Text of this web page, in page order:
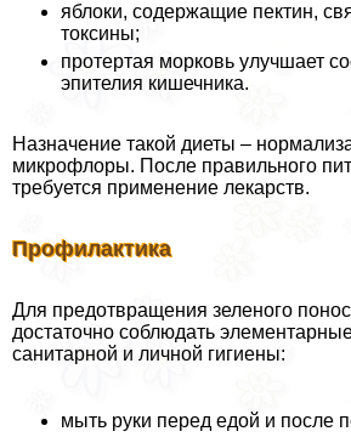
яблоки, содержащие пектин,
токсины;
протертая морковь улучшает
эпителия кишечника.
Назначение такой диеты –
микрофлоры. После правильного
требуется применение лекарств.
Профилактика
Для предотвращения зеленого
достаточно соблюдать
санитарной и личной гигиены:
мыть руки перед едой и после